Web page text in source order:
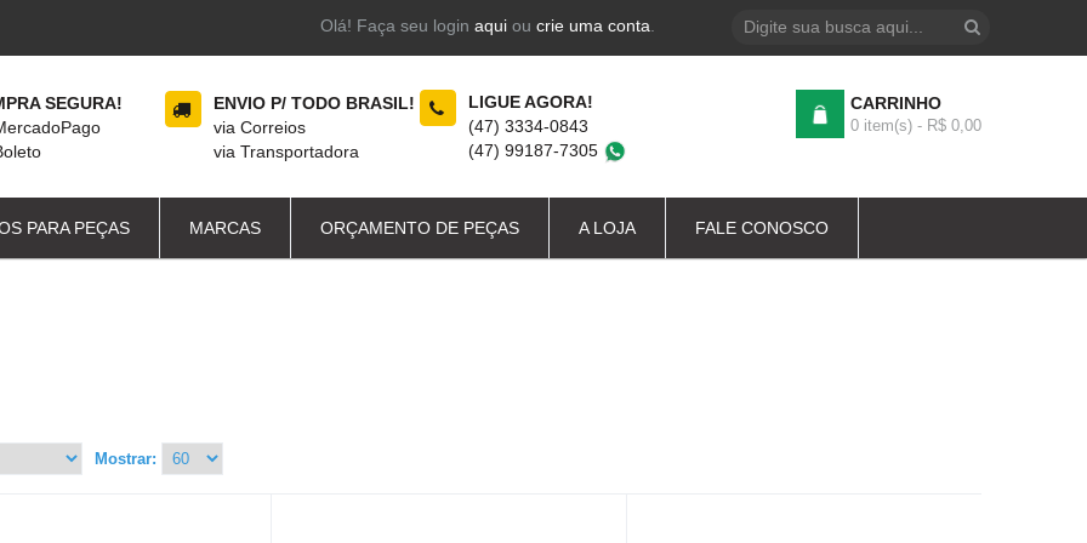
Olá! Faça seu login aquiou crie uma conta
SEGURA!
ENVIO P/ TODO BRASIL!
via Correios
via Transportadora
LIGUE AGORA!
(47) 3334-0843
(47) 99187-7305
CARRINHO
0 item(s) - R$ 0,00
PARA PEÇAS MARCAS ORÇAMENTO DE PEÇAS A LOJA FALE CONOSCO
Mostrar: